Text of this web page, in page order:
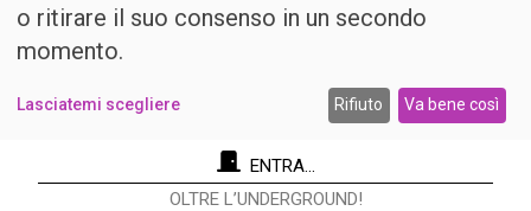
ENTRA...
OLTRE L’UNDERGROUND!
o ritirare il suo consenso in un secondo
momento.
Lasciatemi scegliere Rifiuto Va bene così